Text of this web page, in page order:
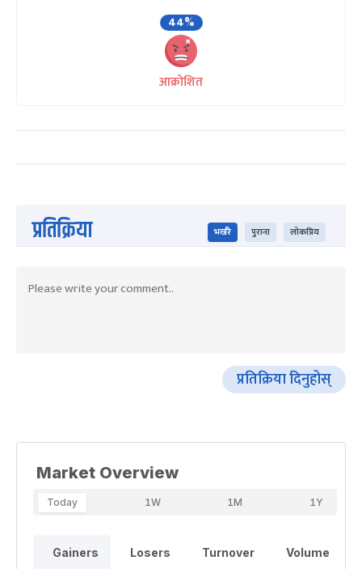
44%
आक्रोशित
प्रतिक्रिया भर्खरै पुराना लोकप्रिय
प्रतिक्रिया दिनुहोस्